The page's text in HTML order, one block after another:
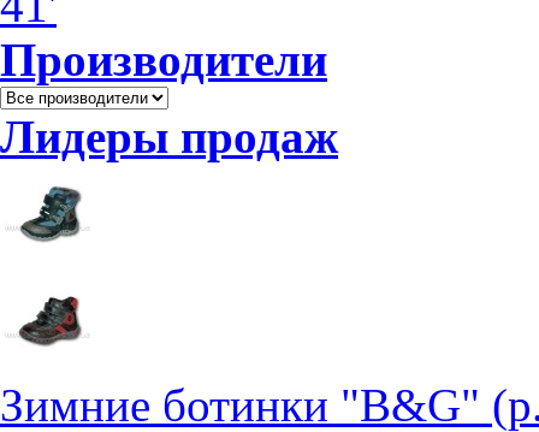
Производители
Лидеры продаж
Зимние ботинки "B&G"